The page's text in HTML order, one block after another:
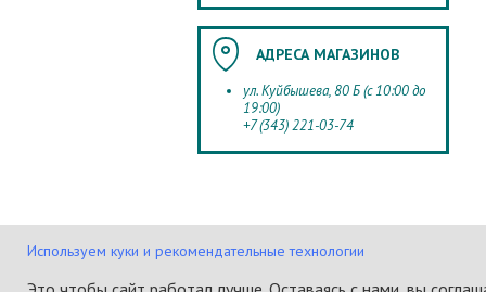
АДРЕСА МАГАЗИНОВ
ул. Куйбышева, 80 Б (с 10:00 до
19:00)
+7 (343) 221-03-74
© 2026. Рыболовный интернет-
ул.
Используем куки и рекомендательные технологии